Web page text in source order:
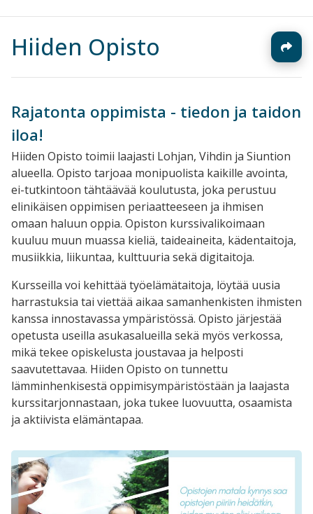
Hiiden Opisto
Rajatonta oppimista - tiedon ja taidon
iloa!
Hiiden Opisto toimii laajasti Lohjan, Vihdin ja Siuntion
alueella. Opisto tarjoaa monipuolista kaikille avointa,
ei-tutkintoon tähtäävää koulutusta, joka perustuu
elinikäisen oppimisen periaatteeseen ja ihmisen
omaan haluun oppia. Opiston kurssivalikoimaan
kuuluu muun muassa kieliä, taideaineita, kädentaitoja,
musiikkia, liikuntaa, kulttuuria sekä digitaitoja.
Kursseilla voi kehittää työelämätaitoja, löytää uusia
harrastuksia tai viettää aikaa samanhenkisten ihmisten
kanssa innostavassa ympäristössä. Opisto järjestää
opetusta useilla asukasalueilla sekä myös verkossa,
mikä tekee opiskelusta joustavaa ja helposti
saavutettavaa. Hiiden Opisto on tunnettu
lämminhenkisestä oppimisympäristöstään ja laajasta
kurssitarjonnastaan, joka tukee luovuutta, osaamista
ja aktiivista elämäntapaa.